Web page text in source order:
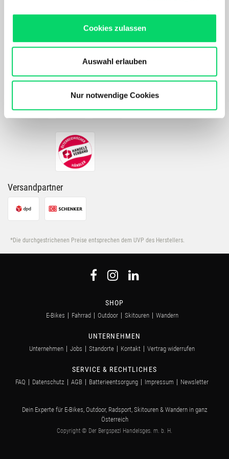
Produkten und Inhalten.
Unser Online Angebot sowie die Funktionalität und
Performance unserer Website wird kontinuierlich für Dich
Bergspezl verwendet Cookies, um Inhalte und Anzeigen
zu personalisieren, Funktionen für soziale Medien
anbieten zu können und die Zugriffe auf unsere Website
zu analysieren. Außerdem geben wir Informationen zu
Deiner Verwendung unserer Website an unsere Partner
für soziale Medien, Werbung und Analysen weiter.
Unsere Partner führen diese Informationen
möglicherweise mit weiteren Daten zusammen, die Du
Nutzung der Dienste gesammelt haben.
Cookies zulassen
Auswahl erlauben
Nur notwendige Cookies
PRODUKTDETAILS
Zahlarten
Versandpartner
*Die durchgestrichenen Preise entsprechen dem UVP des Herstellers.
SHOP
E-Bikes Fahrrad Outdoor Skitouren Wandern
UNTERNEHMEN
Unternehmen Jobs Standorte Kontakt Vertrag widerrufen
SERVICE & RECHTLICHES
FAQ Datenschutz AGB Batterieentsorgung Impressum Newsletter
Dein Experte für E-Bikes, Outdoor, Radsport, Skitouren & Wandern in ganz
Österreich
Copyright © Der Bergspezl Handelsges. m. b. H.